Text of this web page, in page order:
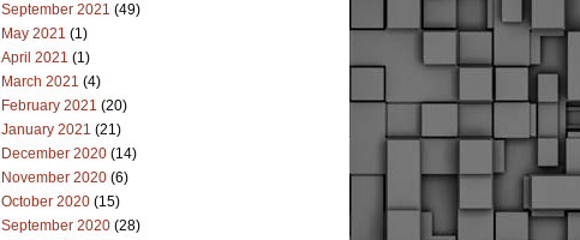
September 2021 (49)
May 2021 (1)
April 2021 (1)
March 2021 (4)
February 2021 (20)
January 2021 (21)
December 2020 (14)
November 2020 (6)
October 2020 (15)
September 2020 (28)